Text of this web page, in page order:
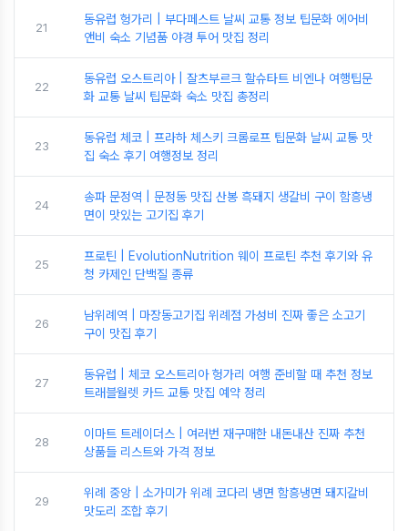
21
동유럽 헝가리 | 부다페스트 날씨 교통 정보 팁문화 에어비
앤비 숙소 기념품 야경 투어 맛집 정리
22
동유럽 오스트리아 | 잘츠부르크 할슈타트 비엔나 여행팁문
화 교통 날씨 팁문화 숙소 맛집 총정리
23
동유럽 체코 | 프라하 체스키 크롬로프 팁문화 날씨 교통 맛
집 숙소 후기 여행정보 정리
24
송파 문정역 | 문정동 맛집 산봉 흑돼지 생갈비 구이 함흥냉
면이 맛있는 고기집 후기
25
프로틴 | EvolutionNutrition 웨이 프로틴 추천 후기와 유
청 카제인 단백질 종류
26
남위례역 | 마장동고기집 위례점 가성비 진짜 좋은 소고기
구이 맛집 후기
27
동유럽 | 체코 오스트리아 헝가리 여행 준비할 때 추천 정보
트래블월렛 카드 교통 맛집 예약 정리
28
이마트 트레이더스 | 여러번 재구매한 내돈내산 진짜 추천
상품들 리스트와 가격 정보
29
위례 중앙 | 소가미가 위례 코다리 냉면 함흥냉면 돼지갈비
맛도리 조합 후기